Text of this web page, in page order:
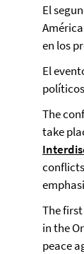
El
en los
El
The
take
The
in the
peace